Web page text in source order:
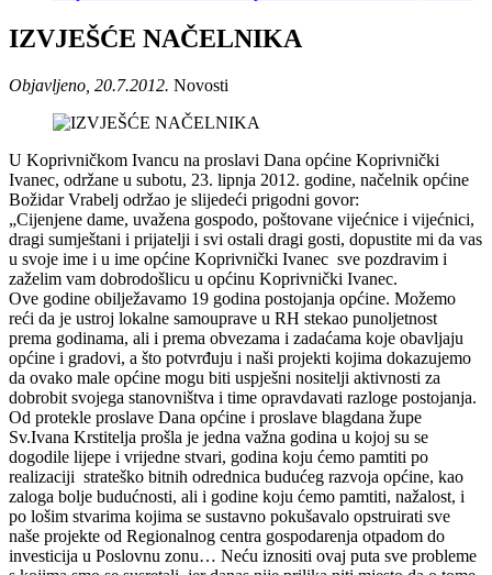
IZVJEŠĆE NAČELNIKA
Objavljeno, 20.7.2012. Novosti
U Koprivničkom Ivancu na proslavi Dana općine Koprivnički
Ivanec, održane u subotu, 23. lipnja 2012. godine, načelnik općine
Božidar Vrabelj održao je slijedeći prigodni govor:
„Cijenjene dame, uvažena gospodo, poštovane vijećnice i vijećnici,
dragi sumještani i prijatelji i svi ostali dragi gosti, dopustite mi da vas
u svoje ime i u ime općine Koprivnički Ivanec sve pozdravim i
zaželim vam dobrodošlicu u općinu Koprivnički Ivanec.
Ove godine obilježavamo 19 godina postojanja općine. Možemo
reći da je ustroj lokalne samouprave u RH stekao punoljetnost
prema godinama, ali i prema obvezama i zadaćama koje obavljaju
općine i gradovi, a što potvrđuju i naši projekti kojima dokazujemo
da ovako male općine mogu biti uspješni nositelji aktivnosti za
dobrobit svojega stanovništva i time opravdavati razloge postojanja.
Od protekle proslave Dana općine i proslave blagdana župe
Sv.Ivana Krstitelja prošla je jedna važna godina u kojoj su se
dogodile lijepe i vrijedne stvari, godina koju ćemo pamtiti po
realizaciji strateško bitnih odrednica budućeg razvoja općine, kao
zaloga bolje budućnosti, ali i godine koju ćemo pamtiti, nažalost, i
po lošim stvarima kojima se sustavno pokušavalo opstruirati sve
naše projekte od Regionalnog centra gospodarenja otpadom do
investicija u Poslovnu zonu… Neću iznositi ovaj puta sve probleme